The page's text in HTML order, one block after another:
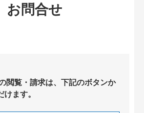
お問合せ
閲覧・請求は、下記のボタンか
ます。